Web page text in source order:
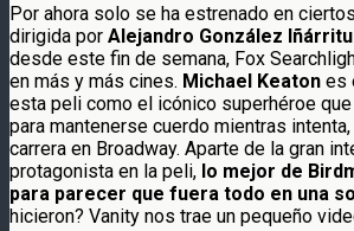
Por ahora solo se ha estrenado en
dirigida por Alejandro González Iñárritu
desde este fin de semana, Fox
en más y más cines. Michael Keaton es
esta peli como el icónico superhéroe
para mantenerse cuerdo mientras
carrera en Broadway. Aparte de la gran
protagonista en la peli, lo mejor de
para parecer que fuera todo en una
hicieron? Vanity nos trae un pequeño